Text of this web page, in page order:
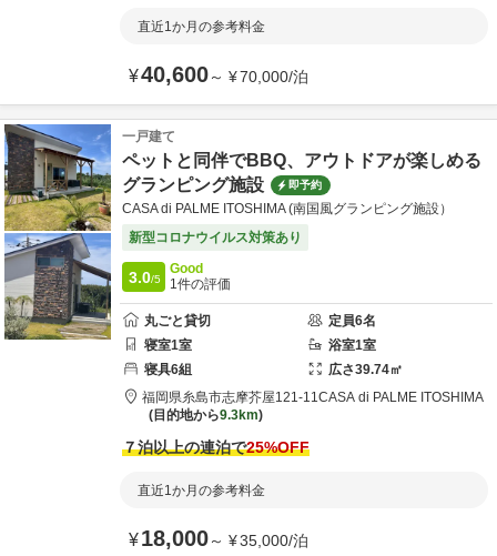
直近1か月の参考料金
¥40,600～ ¥70,000/泊
一戸建て
ペットと同伴でBBQ、アウトドアが楽しめる
グランピング施設
即予約
CASA di PALME ITOSHIMA (南国風グランピング施設）
新型コロナウイルス対策あり
3.0/5
Good
1件の評価
丸ごと貸切 定員6名
寝室1室 浴室1室
寝具6組 広さ39.74㎡
福岡県糸島市志摩芥屋121-11
CASA di PALME ITOSHIMA
目的地から9.3km
７泊以上の連泊で25%OFF
直近1か月の参考料金
¥18,000～ ¥35,000/泊